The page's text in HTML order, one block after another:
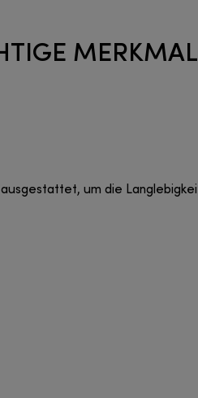
um die